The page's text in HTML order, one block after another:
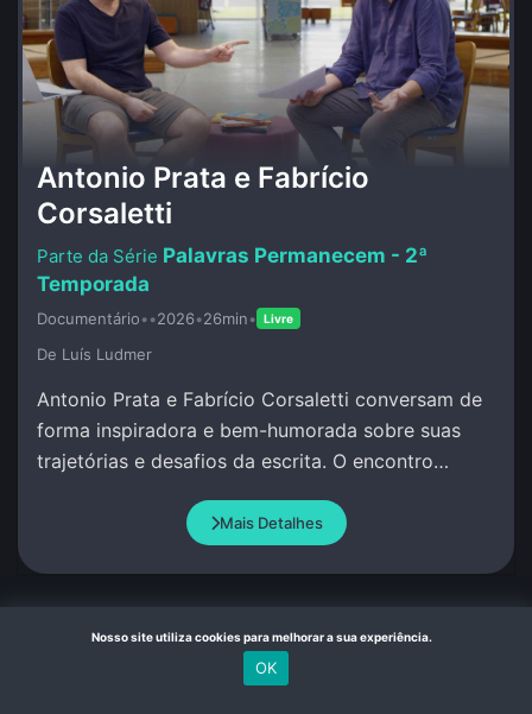
Antonio Prata e Fabrício
Corsaletti
Palavras Permanecem - 2ª
Temporada
Documentário••2026•26min• Livre
De Luí­s Ludmer
Antonio Prata e Fabrício Corsaletti conversam de
forma inspiradora e bem-humorada sobre suas
trajetórias e desafios da escrita. O encontro
Mais Detalhes
Nosso site utiliza cookies para melhorar a sua experiência.
OK